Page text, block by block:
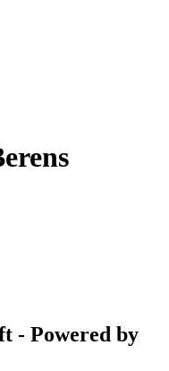
- Powered by